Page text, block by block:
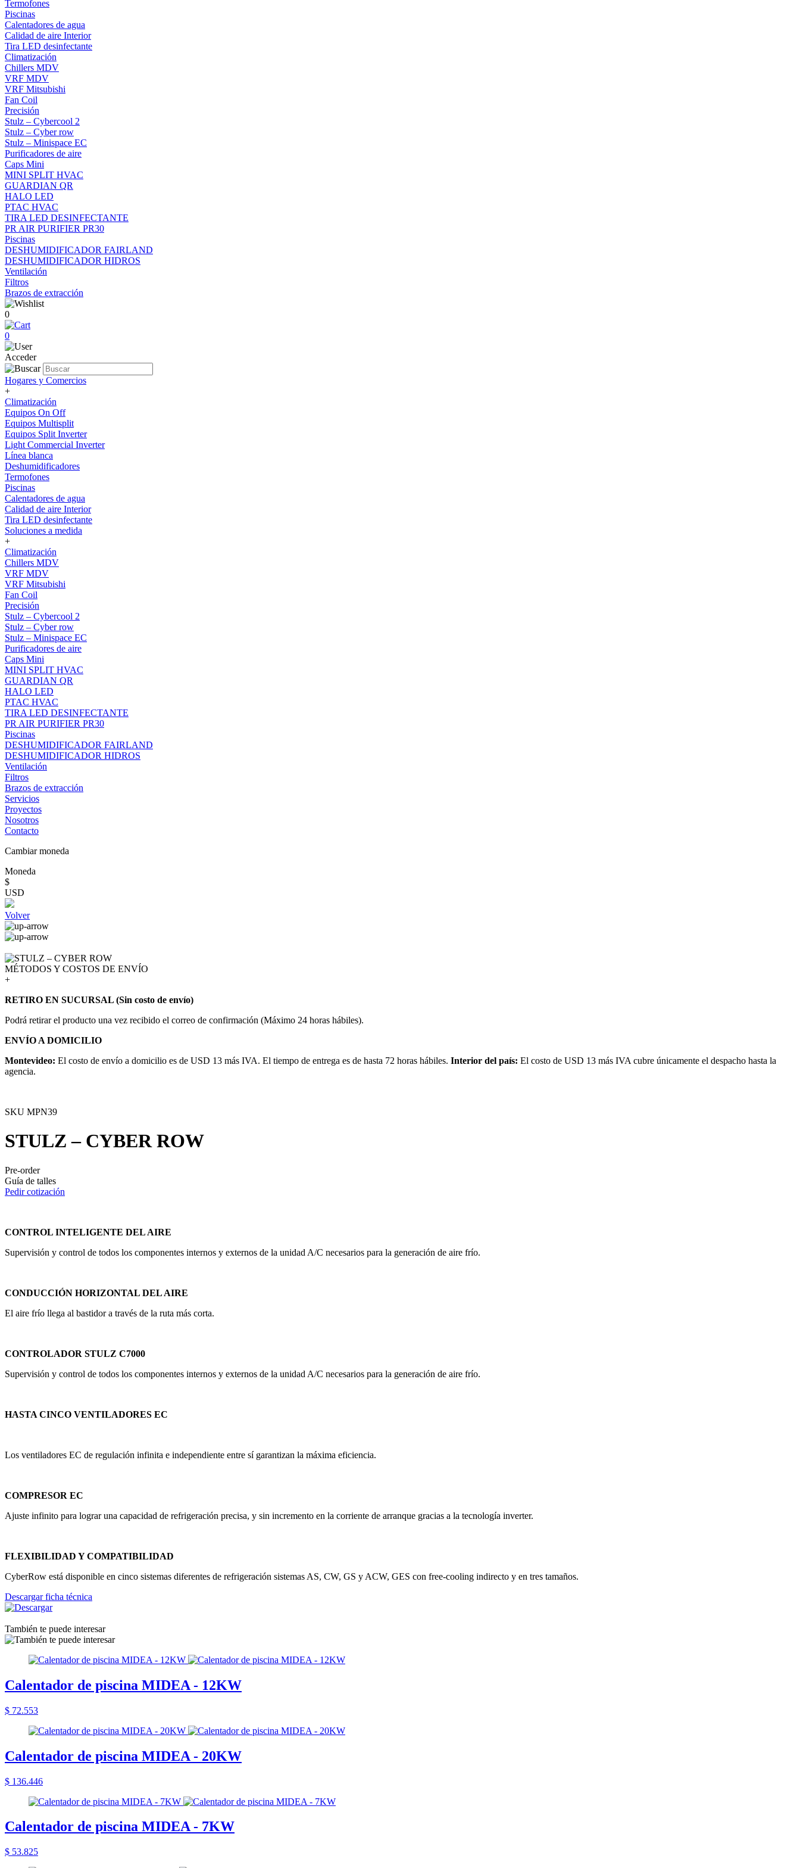
Termofones
Piscinas
Calentadores de agua
Calidad de aire Interior
Tira LED desinfectante
Climatización
Chillers MDV
VRF MDV
VRF Mitsubishi
Fan Coil
Precisión
Stulz – Cybercool 2
Stulz – Cyber row
Stulz – Minispace EC
Purificadores de aire
Caps Mini
MINI SPLIT HVAC
GUARDIAN QR
HALO LED
PTAC HVAC
TIRA LED DESINFECTANTE
PR AIR PURIFIER PR30
Piscinas
DESHUMIDIFICADOR FAIRLAND
DESHUMIDIFICADOR HIDROS
Ventilación
Filtros
Brazos de extracción
0
0
Acceder
Hogares y Comercios
+
Climatización
Equipos On Off
Equipos Multisplit
Equipos Split Inverter
Light Commercial Inverter
Línea blanca
Deshumidificadores
Termofones
Piscinas
Calentadores de agua
Calidad de aire Interior
Tira LED desinfectante
Soluciones a medida
+
Climatización
Chillers MDV
VRF MDV
VRF Mitsubishi
Fan Coil
Precisión
Stulz – Cybercool 2
Stulz – Cyber row
Stulz – Minispace EC
Purificadores de aire
Caps Mini
MINI SPLIT HVAC
GUARDIAN QR
HALO LED
PTAC HVAC
TIRA LED DESINFECTANTE
PR AIR PURIFIER PR30
Piscinas
DESHUMIDIFICADOR FAIRLAND
DESHUMIDIFICADOR HIDROS
Ventilación
Filtros
Brazos de extracción
Servicios
Proyectos
Nosotros
Contacto
Cambiar moneda
Moneda
$
USD
Volver
MÉTODOS Y COSTOS DE ENVÍO
+
RETIRO EN SUCURSAL (Sin costo de envío)
Podrá retirar el producto una vez recibido el correo de confirmación (Máximo 24 horas hábiles).
ENVÍO A DOMICILIO
Montevideo: El costo de envío a domicilio es de USD 13 más IVA. El tiempo de entrega es de hasta 72 horas hábiles. Interior del país: El costo de USD 13 más IVA cubre únicamente el despacho hasta la
agencia.
SKU MPN39
STULZ – CYBER ROW
Pre-order
Guía de talles
Pedir cotización
CONTROL INTELIGENTE DEL AIRE
Supervisión y control de todos los componentes internos y externos de la unidad A/C necesarios para la generación de aire frío.
CONDUCCIÓN HORIZONTAL DEL AIRE
El aire frío llega al bastidor a través de la ruta más corta.
CONTROLADOR STULZ C7000
Supervisión y control de todos los componentes internos y externos de la unidad A/C necesarios para la generación de aire frío.
HASTA CINCO VENTILADORES EC
Los ventiladores EC de regulación infinita e independiente entre sí garantizan la máxima eficiencia.
COMPRESOR EC
Ajuste infinito para lograr una capacidad de refrigeración precisa, y sin incremento en la corriente de arranque gracias a la tecnología inverter.
FLEXIBILIDAD Y COMPATIBILIDAD
CyberRow está disponible en cinco sistemas diferentes de refrigeración sistemas AS, CW, GS y ACW, GES con free-cooling indirecto y en tres tamaños.
Descargar ficha técnica
También te puede interesar
Calentador de piscina MIDEA - 12KW
$ 72.553
Calentador de piscina MIDEA - 20KW
$ 136.446
Calentador de piscina MIDEA - 7KW
$ 53.825